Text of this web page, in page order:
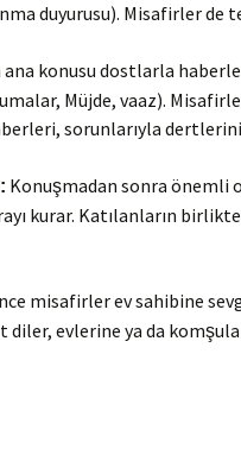
duyurusu). Misafirler de
konusu dostlarla
Müjde, vaaz).
sorunlarıyla
Konuşmadan sonra önemli
kurar. Katılanların
misafirler ev sahibine
diler, evlerine ya da